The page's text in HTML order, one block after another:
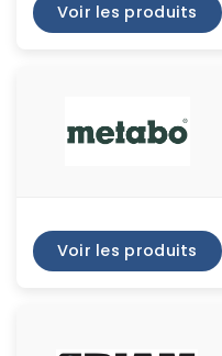
Voir les produits
Voir les produits